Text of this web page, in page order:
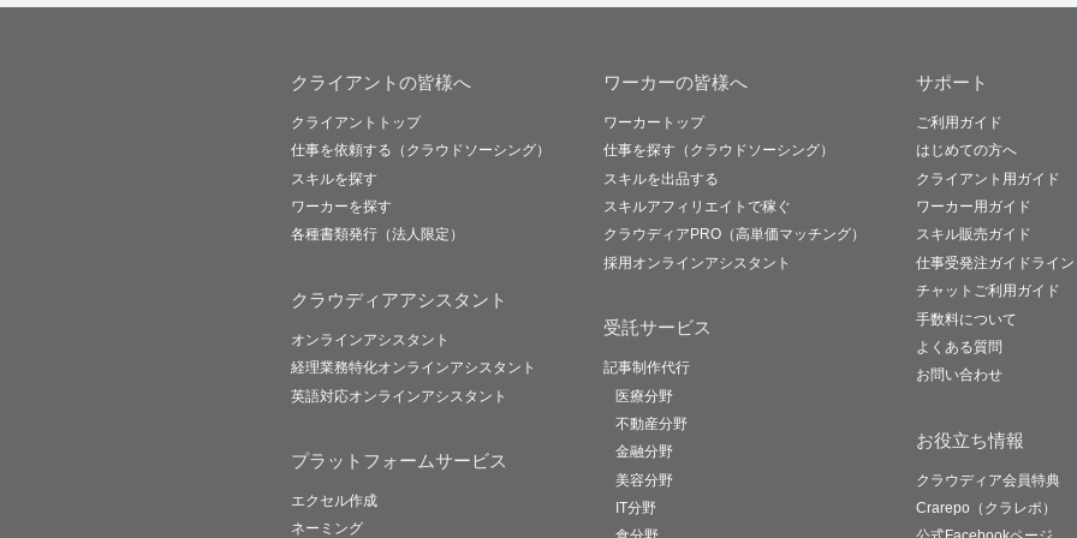
クライアントの皆様へ
クライアントトップ
仕事を依頼する（クラウドソーシング）
スキルを探す
ワーカーを探す
各種書類発行（法人限定）
クラウディアアシスタント
オンラインアシスタント
経理業務特化オンラインアシスタント
英語対応オンラインアシスタント
プラットフォームサービス
エクセル作成
ネーミング
ワーカーの皆様へ
ワーカートップ
仕事を探す（クラウドソーシング）
スキルを出品する
スキルアフィリエイトで稼ぐ
クラウディアPRO（高単価マッチング）
採用オンラインアシスタント
受託サービス
記事制作代行
医療分野
不動産分野
金融分野
美容分野
IT分野
サポート
ご利用ガイド
はじめての方へ
クライアント用ガイド
ワーカー用ガイド
スキル販売ガイド
仕事受発注ガイドライン
チャットご利用ガイド
手数料について
よくある質問
お問い合わせ
お役立ち情報
クラウディア会員特典
Crarepo（クラレポ）